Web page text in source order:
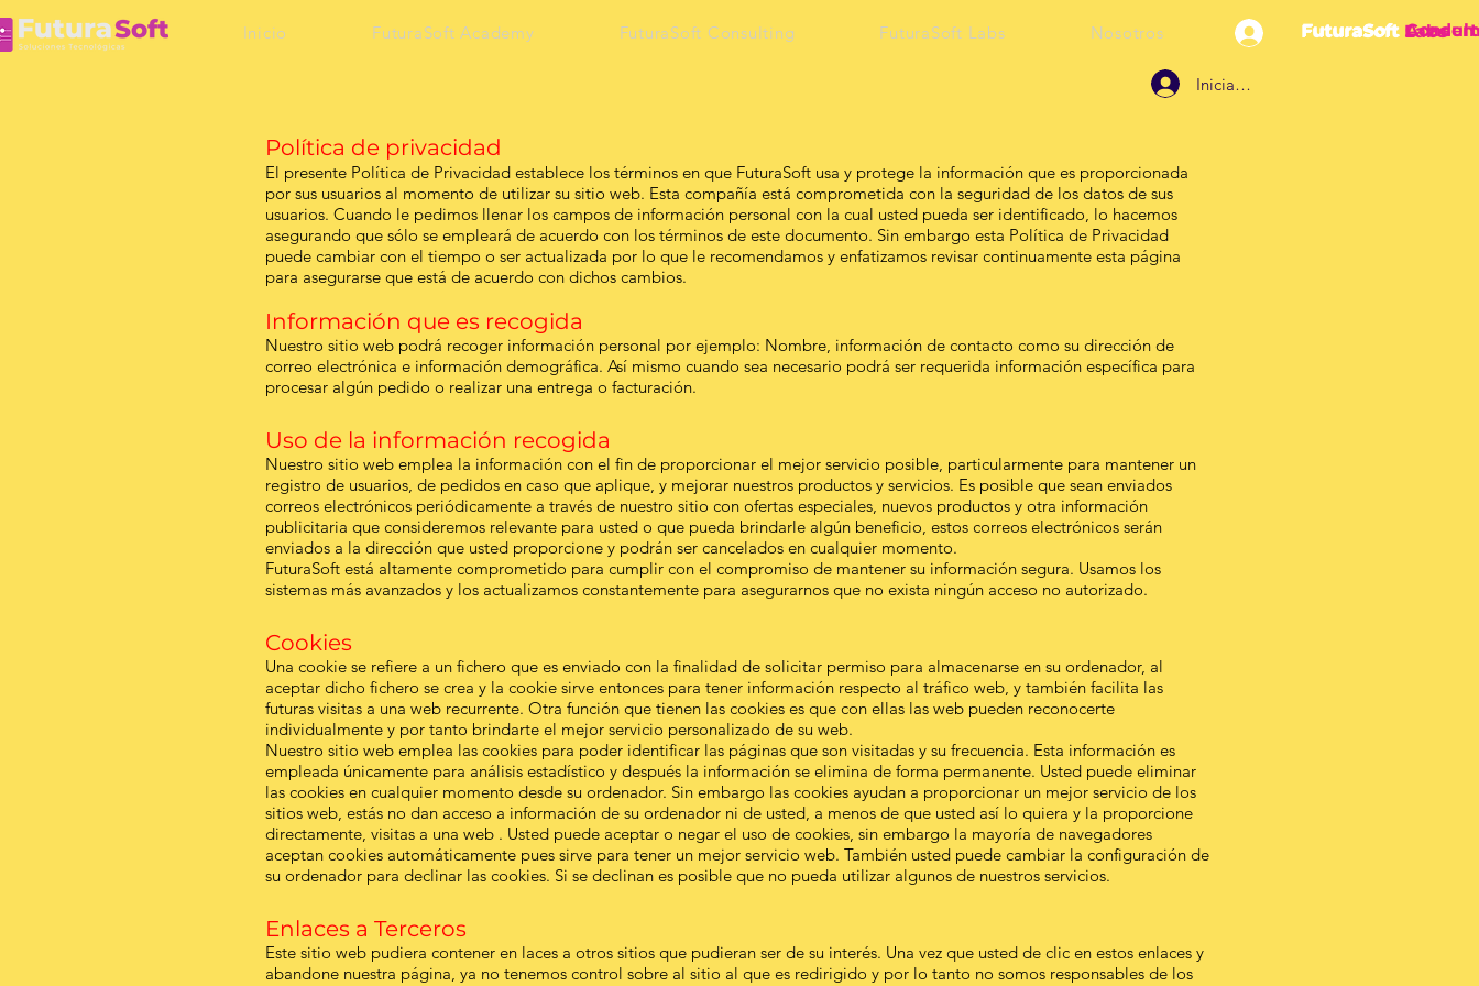
Inicio FuturaSoft Academy FuturaSoft Consulting FuturaSoft Labs Nosotros FuturaSoft
FuturaSoft
FuturaSoft Labs
Iniciar sesión
Política de privacidad
El presente Política de Privacidad establece los términos en que FuturaSoft usa y protege la información que es proporcionada
por sus usuarios al momento de utilizar su sitio web. Esta compañía está comprometida con la seguridad de los datos de sus
usuarios. Cuando le pedimos llenar los campos de información personal con la cual usted pueda ser identificado, lo hacemos
asegurando que sólo se empleará de acuerdo con los términos de este documento. Sin embargo esta Política de Privacidad
puede cambiar con el tiempo o ser actualizada por lo que le recomendamos y enfatizamos revisar continuamente esta página
para asegurarse que está de acuerdo con dichos cambios.
Información que es recogida
Nuestro sitio web podrá recoger información personal por ejemplo: Nombre, información de contacto como su dirección de
correo electrónica e información demográfica. Así mismo cuando sea necesario podrá ser requerida información específica para
procesar algún pedido o realizar una entrega o facturación.
Uso de la información recogida
Nuestro sitio web emplea la información con el fin de proporcionar el mejor servicio posible, particularmente para mantener un
registro de usuarios, de pedidos en caso que aplique, y mejorar nuestros productos y servicios. Es posible que sean enviados
correos electrónicos periódicamente a través de nuestro sitio con ofertas especiales, nuevos productos y otra información
publicitaria que consideremos relevante para usted o que pueda brindarle algún beneficio, estos correos electrónicos serán
enviados a la dirección que usted proporcione y podrán ser cancelados en cualquier momento.
FuturaSoft está altamente comprometido para cumplir con el compromiso de mantener su información segura. Usamos los
sistemas más avanzados y los actualizamos constantemente para asegurarnos que no exista ningún acceso no autorizado.
Cookies
Una cookie se refiere a un fichero que es enviado con la finalidad de solicitar permiso para almacenarse en su ordenador, al
aceptar dicho fichero se crea y la cookie sirve entonces para tener información respecto al tráfico web, y también facilita las
futuras visitas a una web recurrente. Otra función que tienen las cookies es que con ellas las web pueden reconocerte
individualmente y por tanto brindarte el mejor servicio personalizado de su web.
Nuestro sitio web emplea las cookies para poder identificar las páginas que son visitadas y su frecuencia. Esta información es
empleada únicamente para análisis estadístico y después la información se elimina de forma permanente. Usted puede eliminar
las cookies en cualquier momento desde su ordenador. Sin embargo las cookies ayudan a proporcionar un mejor servicio de los
sitios web, estás no dan acceso a información de su ordenador ni de usted, a menos de que usted así lo quiera y la proporcione
directamente, visitas a una web . Usted puede aceptar o negar el uso de cookies, sin embargo la mayoría de navegadores
aceptan cookies automáticamente pues sirve para tener un mejor servicio web. También usted puede cambiar la configuración de
su ordenador para declinar las cookies. Si se declinan es posible que no pueda utilizar algunos de nuestros servicios.
Enlaces a Terceros
Este sitio web pudiera contener en laces a otros sitios que pudieran ser de su interés. Una vez que usted de clic en estos enlaces y
abandone nuestra página, ya no tenemos control sobre al sitio al que es redirigido y por lo tanto no somos responsables de los